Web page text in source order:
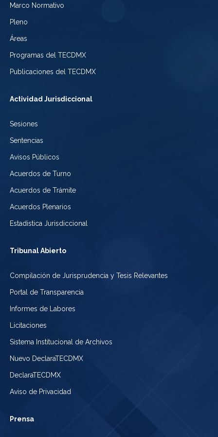
Marco Normativo
Pleno
Áreas
Programas del TECDMX
Publicaciones del TECDMX
Actividad Jurisdiccional
Sesiones
Sentencias
Avisos Públicos
Acuerdos de Turno
Acuerdos de Trámite
Acuerdos Plenarios
Estadística Jurisdiccional
Tribunal Abierto
Compilación de Jurisprudencia y Tesis Relevantes
Portal de Transparencia
Informes de Labores
Licitaciones
Sistema Institucional de Archivos
Nuevo DeclaraTECDMX
DeclaraTECDMX
Aviso de Privacidad
Prensa